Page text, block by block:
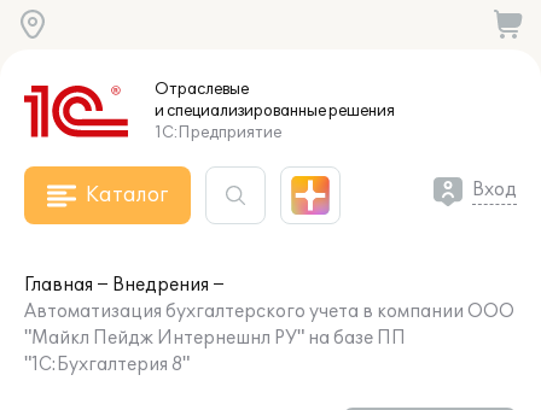
Отраслевые
и специализированныерешения
1С:Предприятие
Каталог Вход
Главная
Внедрения
Автоматизация бухгалтерского учета в компании ООО
"Майкл Пейдж Интернешнл РУ" на базе ПП
"1С:Бухгалтерия 8"